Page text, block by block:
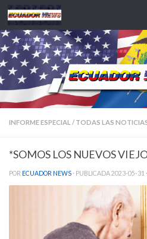
Saltar al contenido
INFORME ESPECIAL / TODAS LAS
*SOMOS LOS NUEVOS
POR ECUADOR NEWS · PUBLICADA2023-05-31